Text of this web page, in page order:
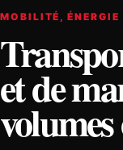
MOBILITÉ, ÉNERGIE
et de